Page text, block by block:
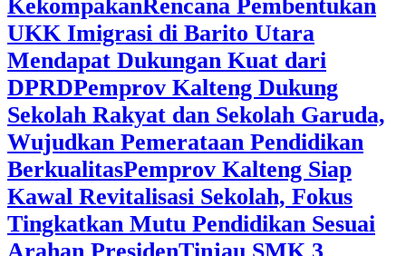
KekompakanRencana Pembentukan
UKK Imigrasi di Barito Utara
Mendapat Dukungan Kuat dari
DPRD‎Pemprov Kalteng Dukung
Sekolah Rakyat dan Sekolah Garuda,
Wujudkan Pemerataan Pendidikan
Berkualitas‎Pemprov Kalteng Siap
Kawal Revitalisasi Sekolah, Fokus
Tingkatkan Mutu Pendidikan Sesuai